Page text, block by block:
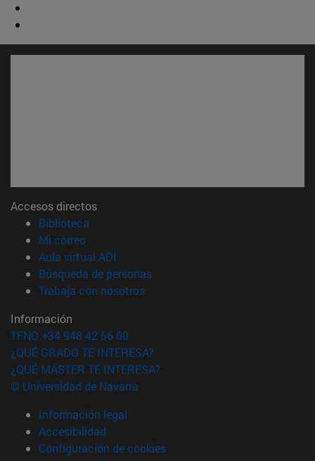
Accesos directos
Biblioteca
Mi correo(abre en nueva ventana)
Aula virtual ADI
Búsqueda de personas(abre en nueva ventana)
Trabaja con nosotros(abre en nueva ventana)
Información
TFNO +34 948 42 56 00
¿QUÉ GRADO TE INTERESA?
¿QUÉ MÁSTER TE INTERESA?
© Universidad de Navarra
Información legal
Accesibilidad
Configuración de cookies